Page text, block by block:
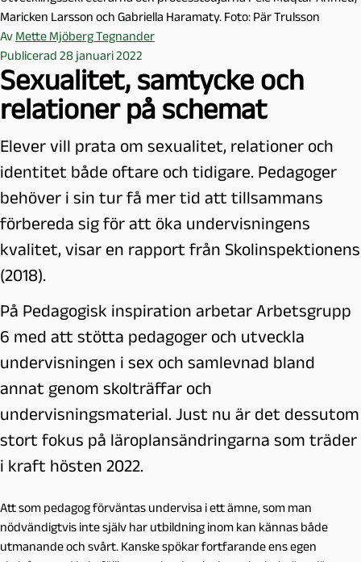
Maricken Larsson och Gabriella Haramaty. Foto: Pär Trulsson
Av Mette Mjöberg Tegnander
Publicerad 28 januari 2022
Sexualitet, samtycke och
relationer på schemat
Elever vill prata om sexualitet, relationer och
identitet både oftare och tidigare. Pedagoger
behöver i sin tur få mer tid att tillsammans
förbereda sig för att öka undervisningens
kvalitet, visar en rapport från Skolinspektionens
(2018).
På Pedagogisk inspiration arbetar Arbetsgrupp
6 med att stötta pedagoger och utveckla
undervisningen i sex och samlevnad bland
annat genom skolträffar och
undervisningsmaterial. Just nu är det dessutom
stort fokus på läroplansändringarna som träder
i kraft hösten 2022.
Att som pedagog förväntas undervisa i ett ämne, som man
nödvändigtvis inte själv har utbildning inom kan kännas både
utmanande och svårt. Kanske spökar fortfarande ens egen